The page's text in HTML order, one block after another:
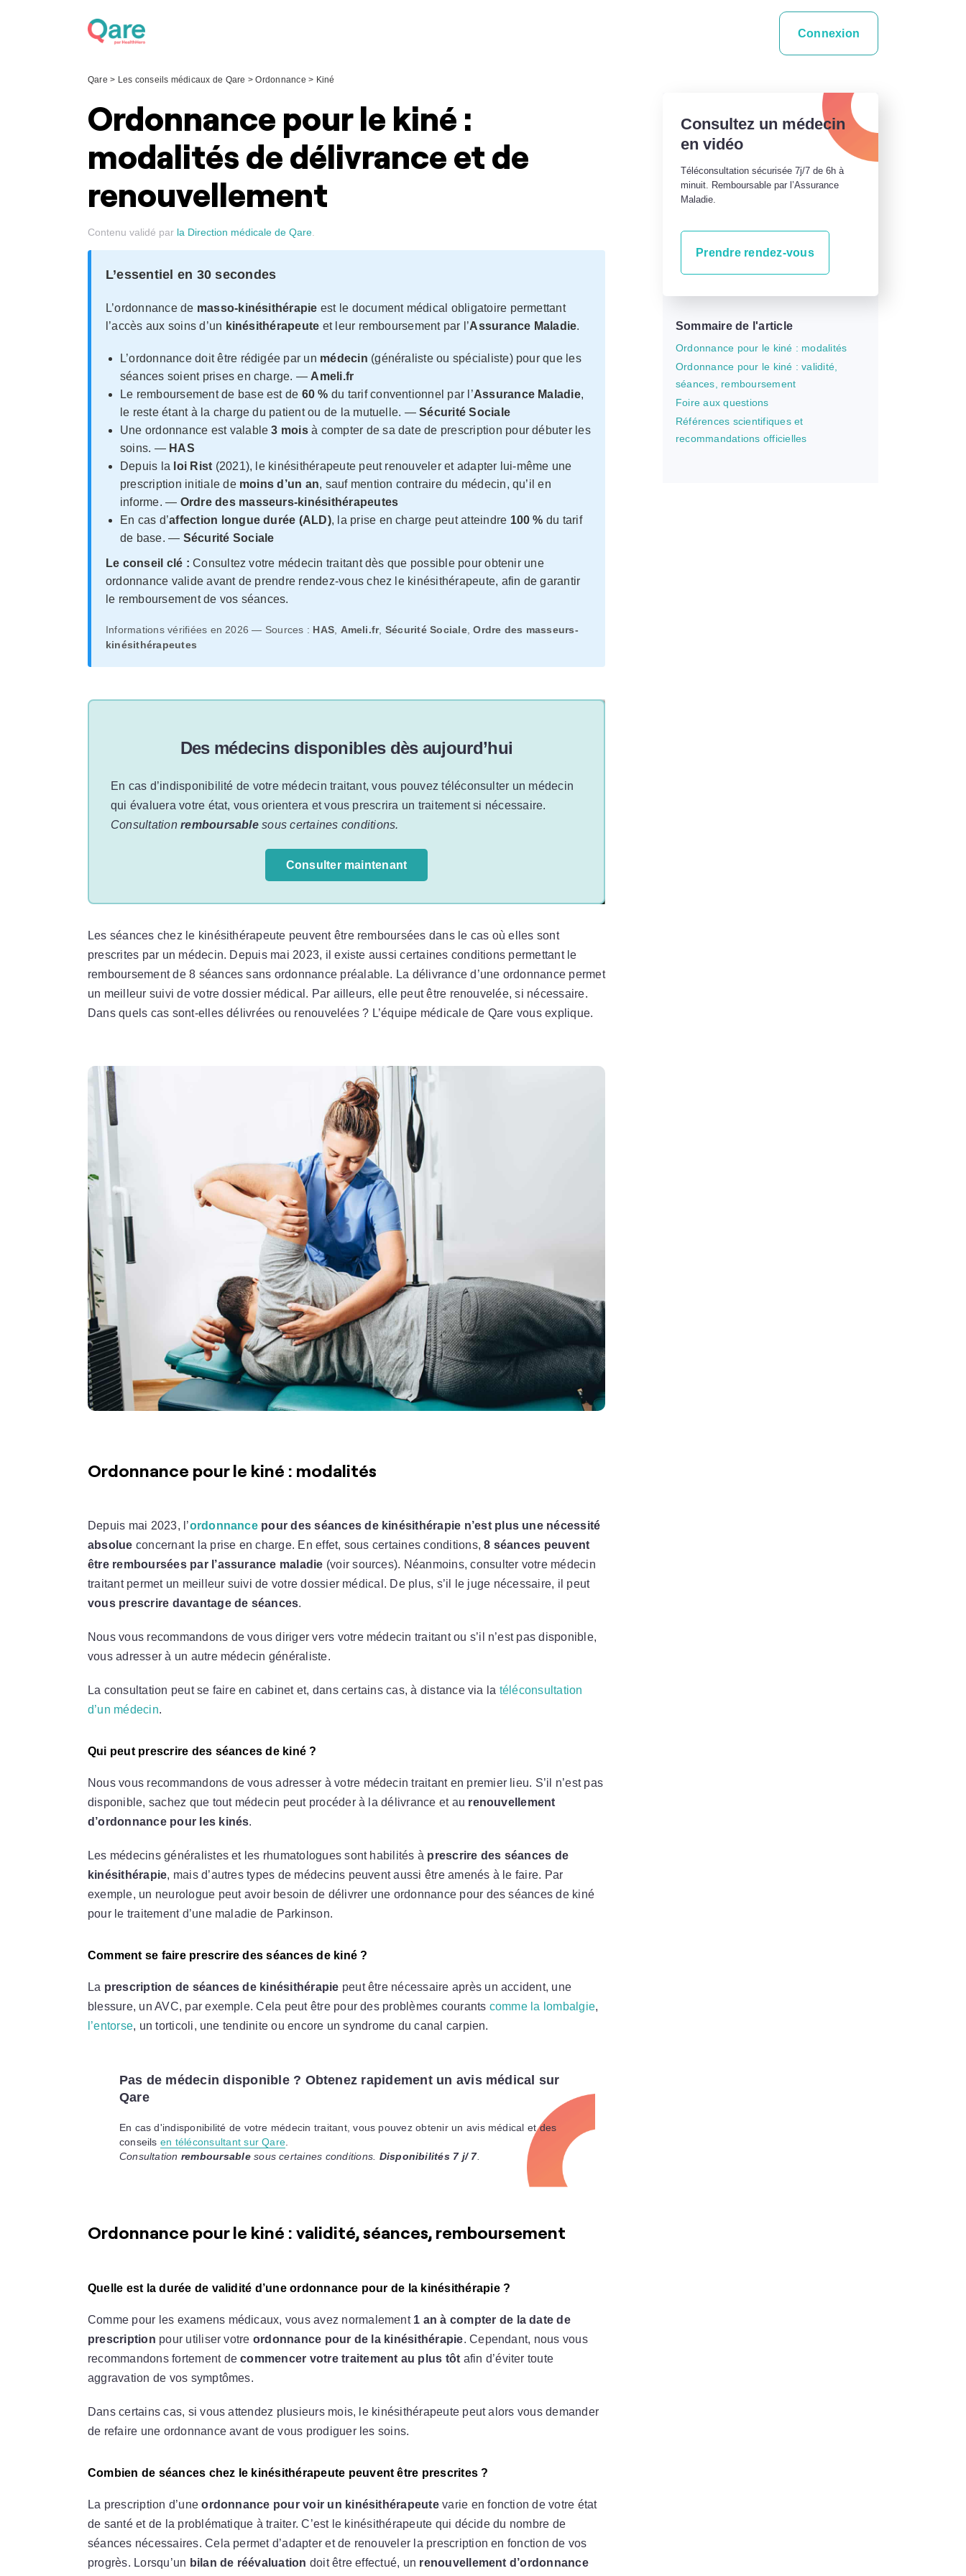
Connexion
Qare > Les conseils médicaux de Qare >Ordonnance > Kiné
Ordonnance pour le kiné :
modalités de délivrance et de
renouvellement
Contenu validé par la Direction médicale de Qare.
L’essentiel en 30 secondes
L’ordonnance de masso-kinésithérapie est le document médical obligatoire permettant
l’accès aux soins d’un kinésithérapeute et leur remboursement par l’Assurance Maladie.
L’ordonnance doit être rédigée par un médecin (généraliste ou spécialiste) pour que les
séances soient prises en charge. — Ameli.fr
Le remboursement de base est de 60 % du tarif conventionnel par l’Assurance Maladie,
le reste étant à la charge du patient ou de la mutuelle. —Sécurité Sociale
Une ordonnance est valable3 moisà compter de sa date de prescription pour débuter les
soins. — HAS
Depuis la loi Rist (2021), le kinésithérapeute peut renouveler et adapter lui-même une
prescription initiale de moins d’un an, sauf mention contraire du médecin, qu’il en
informe. — Ordre des masseurs-kinésithérapeutes
En cas d’affection longue durée (ALD), la prise en charge peut atteindre 100 % du tarif
de base. — Sécurité Sociale
Le conseil clé : Consultez votre médecin traitant dès que possible pour obtenir une
ordonnance valide avant de prendre rendez-vous chez le kinésithérapeute, afin de garantir
le remboursement de vos séances.
Informations vérifiées en 2026 — Sources : HAS, Ameli.fr, Sécurité Sociale,Ordre des masseurs-
kinésithérapeutes
Des médecins disponibles dès aujourd’hui
En cas d’indisponibilité de votre médecin traitant, vous pouvez téléconsulter un médecin
qui évaluera votre état, vous orientera et vous prescrira un traitement si nécessaire.
Consultationremboursablesous certaines conditions.
Consulter maintenant
Les séances chez le kinésithérapeute peuvent être remboursées dans le cas où elles sont
prescrites par un médecin. Depuis mai 2023, il existe aussi certaines conditions permettant le
remboursement de 8 séances sans ordonnance préalable. La délivrance d’une ordonnance permet
un meilleur suivi de votre dossier médical. Par ailleurs, elle peut être renouvelée, si nécessaire.
Dans quels cas sont-elles délivrées ou renouvelées ? L’équipe médicale de Qare vous explique.
Ordonnance pour le kiné : modalités
Depuis mai 2023, l’ordonnancepour des séances de kinésithérapie n’est plus une nécessité
absolue concernant la prise en charge. En effet, sous certaines conditions,8 séances peuvent
être remboursées par l’assurance maladie (voir sources). Néanmoins, consulter votre médecin
traitant permet un meilleur suivi de votre dossier médical. De plus, s’il le juge nécessaire, il peut
vous prescrire davantage de séances.
Nous vous recommandons de vous diriger vers votre médecin traitant ou s’il n’est pas disponible,
vous adresser à un autre médecin généraliste.
La consultation peut se faire en cabinet et, dans certains cas, à distance via la téléconsultation
d’un médecin.
Qui peut prescrire des séances de kiné ?
Nous vous recommandons de vous adresser à votre médecin traitant en premier lieu. S’il n’est pas
disponible, sachez que tout médecin peut procéder à la délivrance et au renouvellement
d’ordonnance pour les kinés.
Les médecins généralistes et les rhumatologues sont habilités à prescrire des séances de
kinésithérapie, mais d’autres types de médecins peuvent aussi être amenés à le faire. Par
exemple, un neurologue peut avoir besoin de délivrer une ordonnance pour des séances de kiné
pour le traitement d’une maladie de Parkinson.
Comment se faire prescrire des séances de kiné ?
La prescription de séances de kinésithérapie peut être nécessaire après un accident, une
blessure, un AVC, par exemple. Cela peut être pour des problèmes courants comme la lombalgie,
l’entorse, un torticoli, une tendinite ou encore un syndrome du canal carpien.
Pas de médecin disponible ? Obtenez rapidement un avis médical sur
Qare
En cas d'indisponibilité de votre médecin traitant, vous pouvez obtenir un avis médical et des
conseils en téléconsultant sur Qare
Consultation remboursablesous certaines conditions. Disponibilités 7 j/ 7.
Ordonnance pour le kiné : validité, séances, remboursement
Quelle est la durée de validité d’une ordonnance pour de la kinésithérapie ?
Comme pour les examens médicaux, vous avez normalement 1 an à compter de la date de
prescription pour utiliser votre ordonnance pour de la kinésithérapie. Cependant, nous vous
recommandons fortement decommencer votre traitement au plus tôt afin d’éviter toute
aggravation de vos symptômes.
Dans certains cas, si vous attendez plusieurs mois, le kinésithérapeute peut alors vous demander
de refaire une ordonnance avant de vous prodiguer les soins.
Combien de séances chez le kinésithérapeute peuvent être prescrites ?
La prescription d’uneordonnance pour voir un kinésithérapeutevarie en fonction de votre état
de santé et de la problématique à traiter. C’est le kinésithérapeute qui décide du nombre de
séances nécessaires. Cela permet d’adapter et de renouveler la prescription en fonction de vos
progrès. Lorsqu’un bilan de réévaluation doit être effectué, un renouvellement d’ordonnance
Consultez un médecin
en vidéo
Téléconsultation sécurisée 7j/7 de 6h à
minuit. Remboursable par l’Assurance
Maladie.
Prendre rendez-vous
Sommaire de l'article
Ordonnance pour le kiné : modalités
Ordonnance pour le kiné : validité,
séances, remboursement
Foire aux questions
Références scientifiques et
recommandations officielles